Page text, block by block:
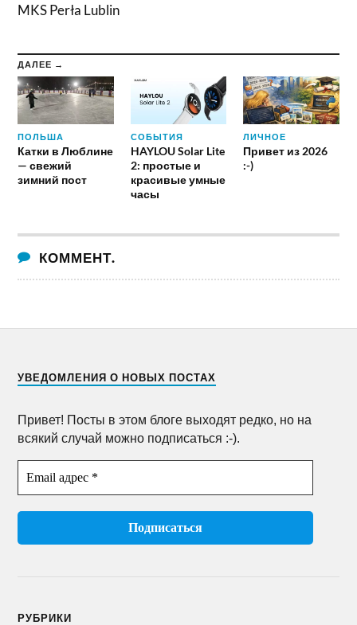
MKS Perła Lublin
ДАЛЕЕ →
ПОЛЬША
Катки в Люблине
— свежий
зимний пост
СОБЫТИЯ
HAYLOU Solar Lite
2: простые и
красивые умные
часы
ЛИЧНОЕ
Привет из 2026
:-)
КОММЕНТ.
УВЕДОМЛЕНИЯ О НОВЫХ ПОСТАХ
Привет! Посты в этом блоге выходят редко, но на
всякий случай можно подписаться :-).
РУБРИКИ